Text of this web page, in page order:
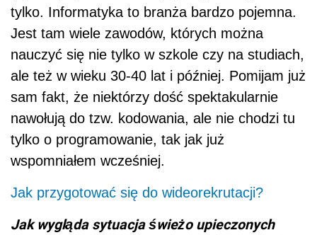
tylko. Informatyka to branża bardzo pojemna.
Jest tam wiele zawodów, których można
nauczyć się nie tylko w szkole czy na studiach,
ale też w wieku 30-40 lat i później. Pomijam już
sam fakt, że niektórzy dość spektakularnie
nawołują do tzw. kodowania, ale nie chodzi tu
tylko o programowanie, tak jak już
wspomniałem wcześniej.
Jak przygotować się do wideorekrutacji?
Jak wygląda sytuacja świeżo upieczonych